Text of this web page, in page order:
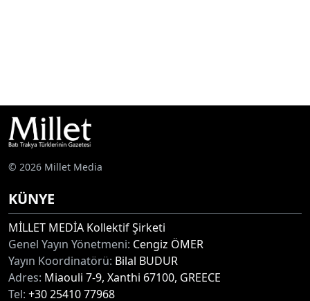
© 2026 Millet Media
KÜNYE
MİLLET MEDİA Kollektif Şirketi
Genel Yayın Yönetmeni: Cengiz ÖMER
Yayın Koordinatörü: Bilal BUDUR
Adres: Miaouli 7-9, Xanthi 67100, GREECE
Tel: +30 25410 77968